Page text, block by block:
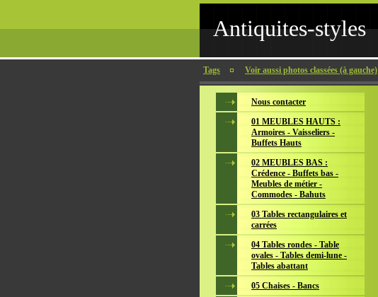
Antiquites-styles
Tags Voir aussi photos classées (à gauche)
Nous contacter
01 MEUBLES HAUTS :
Armoires - Vaisseliers -
Buffets Hauts
02 MEUBLES BAS :
Crédence - Buffets bas -
Meubles de métier -
Commodes - Bahuts
03 Tables rectangulaires et
carrées
04 Tables rondes - Table
ovales - Tables demi-lune -
Tables abattant
05 Chaises - Bancs